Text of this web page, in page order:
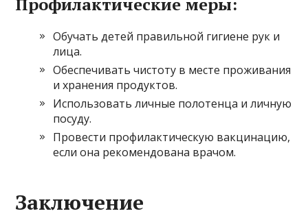
Обучать детей правильной гигиене рук и
лица.
Обеспечивать чистоту в месте проживания
и хранения продуктов.
Использовать личные полотенца и личную
посуду.
Провести профилактическую вакцинацию,
если она рекомендована врачом.
Заключение